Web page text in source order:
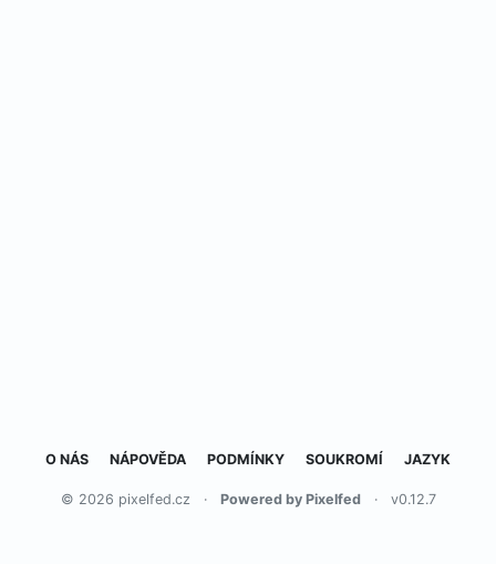
O NÁS NÁPOVĚDA PODMÍNKY SOUKROMÍ JAZYK
© 2026 pixelfed.cz · Powered by Pixelfed · v0.12.7